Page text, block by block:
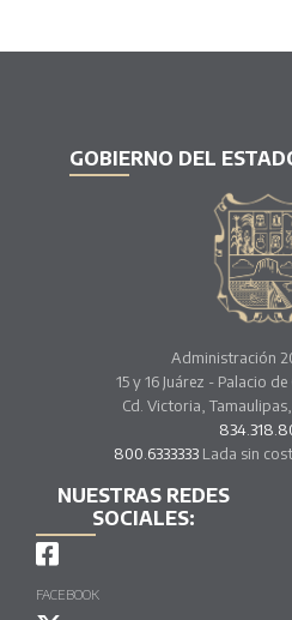
GOBIERNO DEL
Administración
15 y 16 Juárez - Palacio
Cd. Victoria,
800.6333333Lada sin
NUESTRAS REDES
SOCIALES:
FACEBOOK